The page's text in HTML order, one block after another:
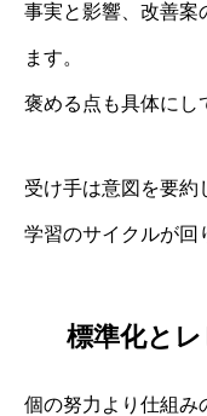
事実と影響、改善案
ます。
褒める点も具体にし
受け手は意図を要約
学習のサイクルが回
標準化と
個の努力より仕組み